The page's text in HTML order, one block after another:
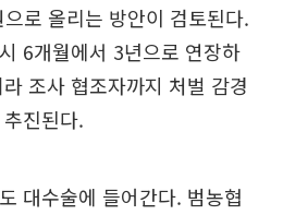
로 올리는 방안이 검토된다.
6개월에서 3년으로 연장하
조사 협조자까지 처벌 감경
진된다.
대수술에 들어간다. 범농협